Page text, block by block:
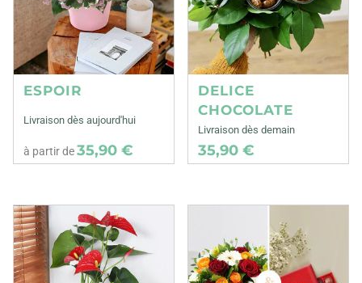
ESPOIR
Livraison dès aujourd'hui
à partir de35,90 €
DELICE
CHOCOLATE
Livraison dès demain
35,90 €